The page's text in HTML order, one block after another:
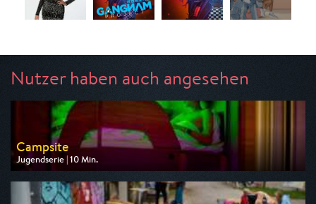
Nutzer haben auch angesehen
Campsite
Jugendserie | 10 Min.
Ausgestrahlt von WDR
am 07.08.2026, 07:25